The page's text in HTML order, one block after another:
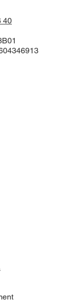
40